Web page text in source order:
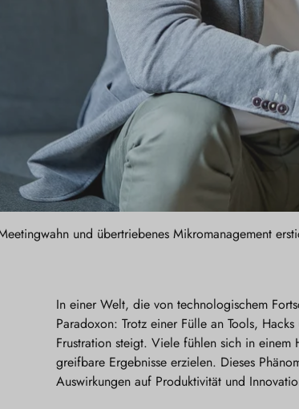
und übertriebenes Mikromanagement
In einer Welt, die von technologischem
Paradoxon: Trotz einer Fülle an Tools,
Frustration steigt. Viele fühlen sich in einem
greifbare Ergebnisse erzielen. Dieses
Auswirkungen auf Produktivität und